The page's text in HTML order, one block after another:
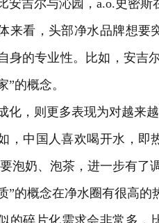
吉尔与沁园，a.o.史密斯
看，头部净水品牌想要
身的专业性。比如，安吉
”的概念。
，则更多表现为对越来越
中国人喜欢喝开水，即热
泡奶、泡茶，进一步有了
”的概念在净水圈有很高的
碎片化需求会非常多，比